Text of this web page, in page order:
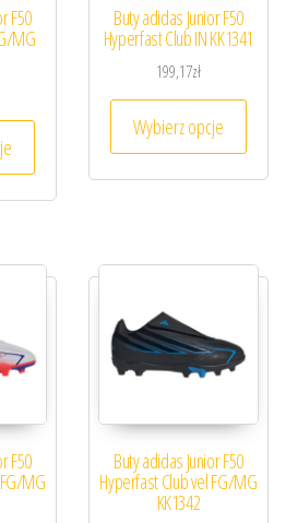
F50
MG
Ten produkt ma wiele wariantów.
Buty adidas Junior F50
Hyperfast Club IN KK1341
199,17zł
Wybierz opcje
Ten
F50
MG
Buty adidas Junior F50
Hyperfast Club vel FG/MG
KK1342